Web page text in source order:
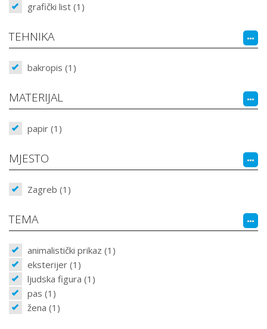
grafički list (1)
TEHNIKA
bakropis (1)
MATERIJAL
papir (1)
MJESTO
Zagreb (1)
TEMA
animalistički prikaz (1)
eksterijer (1)
ljudska figura (1)
pas (1)
žena (1)